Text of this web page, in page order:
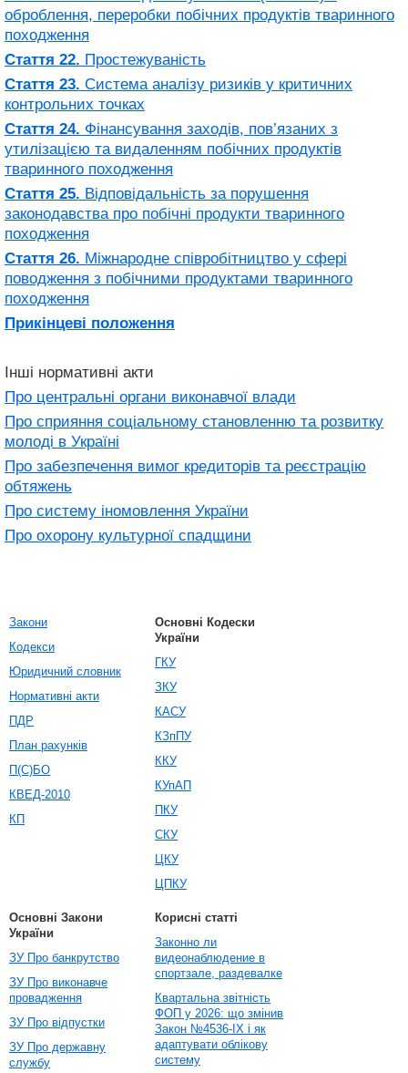
оброблення, переробки побічних продуктів тваринного
походження
Стаття 22. Простежуваність
Стаття 23. Система аналізу ризиків у критичних
контрольних точках
Стаття 24. Фінансування заходів, пов’язаних з
утилізацією та видаленням побічних продуктів
тваринного походження
Стаття 25. Відповідальність за порушення
законодавства про побічні продукти тваринного
походження
Стаття 26. Міжнародне співробітництво у сфері
поводження з побічними продуктами тваринного
походження
Прикінцеві положення
Інші нормативні акти
Про центральні органи виконавчої влади
Про сприяння соціальному становленню та розвитку
молоді в Україні
Про забезпечення вимог кредиторів та реєстрацію
обтяжень
Про систему іномовлення України
Про охорону культурної спадщини
Закони
Кодекси
Юридичний словник
Нормативні акти
ПДР
План рахунків
П(С)БО
КВЕД-2010
КП
Основні Кодески
України
ГКУ
ЗКУ
КАСУ
КЗпПУ
ККУ
КУпАП
ПКУ
СКУ
ЦКУ
ЦПКУ
Основні Закони
України
ЗУ Про банкрутство
ЗУ Про виконавче
провадження
ЗУ Про відпустки
ЗУ Про державну
службу
Корисні статті
Законно ли
видеонаблюдение в
спортзале, раздевалке
Квартальна звітність
ФОП у 2026: що змінив
Закон №4536-IX і як
адаптувати облікову
систему